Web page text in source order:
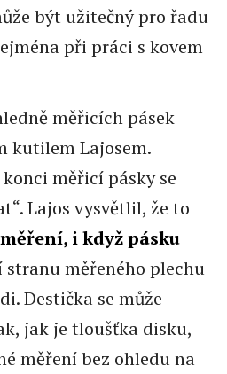
být užitečný pro řadu
při práci s kovem
měřicích pásek
kutilem Lajosem.
měřicí pásky se
Lajos vysvětlil, že to
i když pásku
stranu měřeného plechu
Destička se může
jak je tloušťka disku,
měření bez ohledu na